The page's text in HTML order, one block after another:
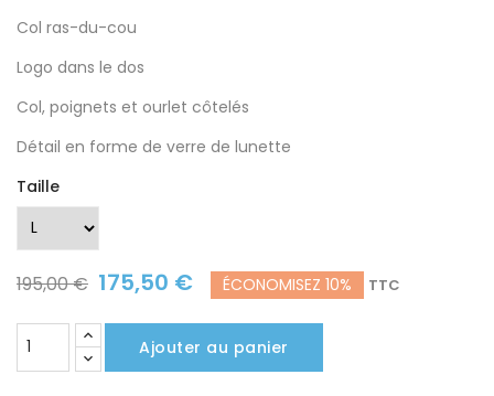
Col ras-du-cou
Logo dans le dos
Col, poignets et ourlet côtelés
Détail en forme de verre de lunette
Taille
195,00 € 175,50 € ÉCONOMISEZ 10% TTC
Ajouter au panier